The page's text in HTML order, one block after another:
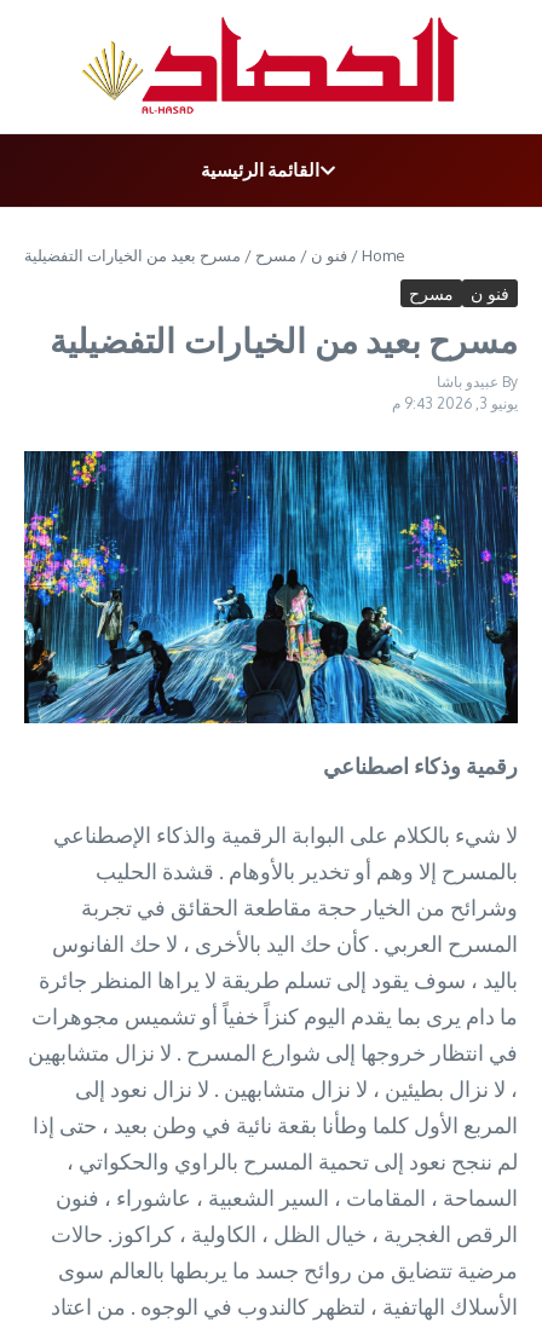
القائمة الرئيسية
Home
/ فنو ن / مسرح / مسرح بعيد من الخيارات التفضيلية
فنو ن مسرح
مسرح بعيد من الخيارات التفضيلية
By عبيدو باشا
يونيو 3, 2026
9:43 م
رقمية وذكاء اصطناعي
لا شيء بالكلام على البوابة الرقمية والذكاء الإصطناعي
بالمسرح إلا وهم أو تخدير بالأوهام . قشدة الحليب
وشرائح من الخيار حجة مقاطعة الحقائق في تجربة
المسرح العربي . كأن حك اليد بالأخرى ، لا حك الفانوس
باليد ، سوف يقود إلى تسلم طريقة لا يراها المنظر جائرة
ما دام يرى بما يقدم اليوم كنزاً خفياً أو تشميس مجوهرات
في انتظار خروجها إلى شوارع المسرح . لا نزال متشابهين
، لا نزال بطيئين ، لا نزال متشابهين . لا نزال نعود إلى
المربع الأول كلما وطأنا بقعة نائية في وطن بعيد ، حتى إذا
لم ننجح نعود إلى تحمية المسرح بالراوي والحكواتي ،
السماحة ، المقامات ، السير الشعبية ، عاشوراء ، فنون
الرقص الغجرية ، خيال الظل ، الكاولية ، كراكوز. حالات
مرضية تتضايق من روائح جسد ما يربطها بالعالم سوى
الأسلاك الهاتفية ، لتظهر كالندوب في الوجوه . من اعتاد